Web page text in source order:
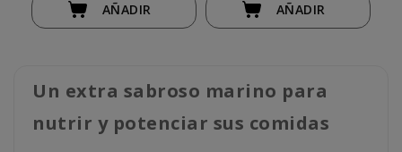
AÑADIR AÑADIR
Un extra sabroso marino para
nutrir y potenciar sus comidas